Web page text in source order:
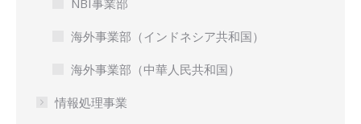
NBI事業部
海外事業部（インドネシア共和国）
海外事業部（中華人民共和国）
情報処理事業